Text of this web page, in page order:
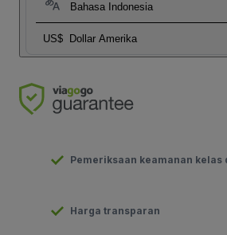
Bahasa Indonesia
US$ Dollar Amerika
Pemeriksaan keamanan kelas
Harga transparan